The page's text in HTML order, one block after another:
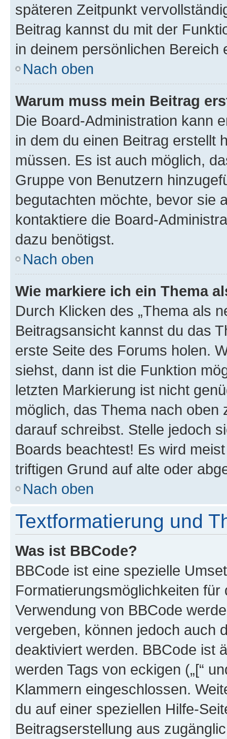
späteren Zeitpunkt
Beitrag kannst du mit der
in deinem persönlichen Bereich
Nach oben
Warum muss mein Beitrag
Die Board-Administration kann
in dem du einen Beitrag erstellt
müssen. Es ist auch möglich,
Gruppe von Benutzern
begutachten möchte, bevor sie
kontaktiere die Board-
dazu benötigst.
Nach oben
Wie markiere ich ein Thema
Durch Klicken des „Thema als
Beitragsansicht kannst du das
erste Seite des Forums holen.
siehst, dann ist die Funktion
letzten Markierung ist nicht
möglich, das Thema nach oben
darauf schreibst. Stelle jedoch
Boards beachtest! Es wird
triftigen Grund auf alte oder
Nach oben
Textformatierung und
Was ist BBCode?
BBCode ist eine spezielle
Formatierungsmöglichkeiten
Verwendung von BBCode
vergeben, können jedoch auch
deaktiviert werden. BBCode ist
werden Tags von eckigen („[“
Klammern eingeschlossen.
du auf einer speziellen Hilfe-
Beitragserstellung aus